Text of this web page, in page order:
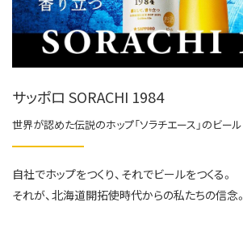
サッポロ SORACHI 1984
世界が認めた伝説のホップ「ソラチエース」のビール
自社でホップをつくり、それでビールをつくる。
それが、北海道開拓使時代からの私たちの信念。